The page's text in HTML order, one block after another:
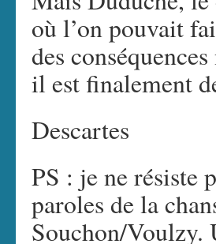
où l’on pouvait
des
il est finalement
Descartes
PS : je ne résiste
paroles de la
Souchon/Voulzy.